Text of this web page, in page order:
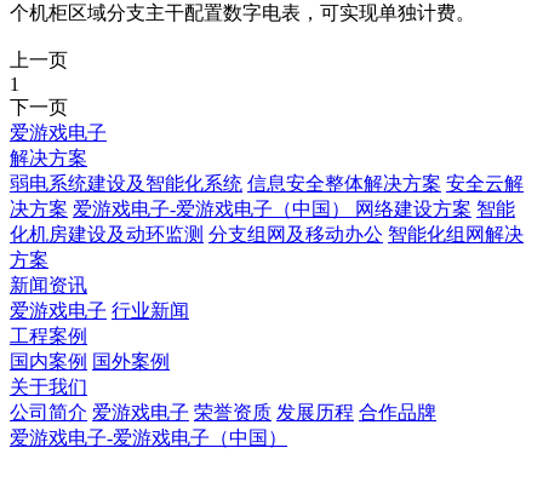
个机柜区域分支主干配置数字电表，可实现单独计费。
上一页
1
下一页
爱游戏电子
解决方案
弱电系统建设及智能化系统 信息安全整体解决方案 安全云解
决方案 爱游戏电子-爱游戏电子（中国） 网络建设方案 智能
化机房建设及动环监测 分支组网及移动办公 智能化组网解决
方案
新闻资讯
爱游戏电子 行业新闻
工程案例
国内案例 国外案例
关于我们
公司简介 爱游戏电子 荣誉资质 发展历程 合作品牌
爱游戏电子-爱游戏电子（中国）